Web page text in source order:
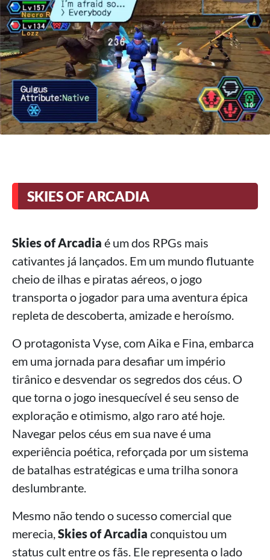
SKIES OF ARCADIA
Skies of Arcadia é um dos RPGs mais
cativantes já lançados. Em um mundo flutuante
cheio de ilhas e piratas aéreos, o jogo
transporta o jogador para uma aventura épica
repleta de descoberta, amizade e heroísmo.
O protagonista Vyse, com Aika e Fina, embarca
em uma jornada para desafiar um império
tirânico e desvendar os segredos dos céus. O
que torna o jogo inesquecível é seu senso de
exploração e otimismo, algo raro até hoje.
Navegar pelos céus em sua nave é uma
experiência poética, reforçada por um sistema
de batalhas estratégicas e uma trilha sonora
deslumbrante.
Mesmo não tendo o sucesso comercial que
merecia,Skies of Arcadia conquistou um
status cult entre os fãs. Ele representa o lado